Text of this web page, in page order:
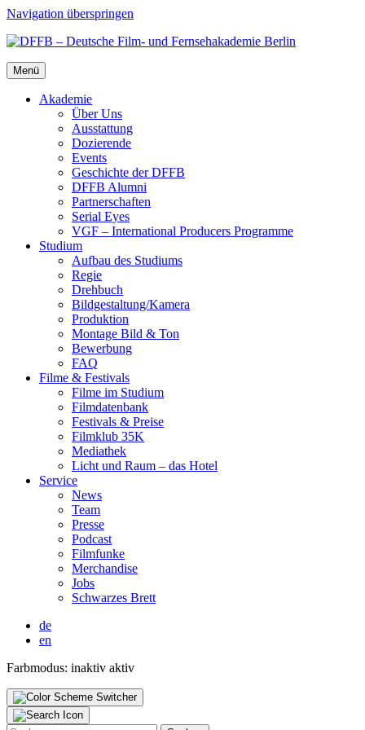
Navigation überspringen
Menü
Aka­de­mie
Über Uns
Aus­stat­tung
Dozie­ren­de
Events
Geschich­te der DFFB
DFFB Alum­ni
Part­ner­schaf­ten
Seri­al Eyes
VGF – Inter­na­tio­nal Pro­du­cers Pro­gram­me
Stu­di­um
Auf­bau des Stu­di­ums
Regie
Dreh­buch
Bildgestaltung/​​Kamera
Pro­duk­ti­on
Mon­ta­ge Bild & Ton
Bewer­bung
FAQ
Fil­me & Fes­ti­vals
Fil­me im Stu­di­um
Film­da­ten­bank
Fes­ti­vals & Prei­se
Film­klub 35K
Media­thek
Licht und Raum – das Hotel
Ser­vice
News
Team
Pres­se
Pod­cast
Film­fun­ke
Mer­chan­di­se
Jobs
Schwar­zes Brett
de
en
Farbmodus: inaktiv aktiv